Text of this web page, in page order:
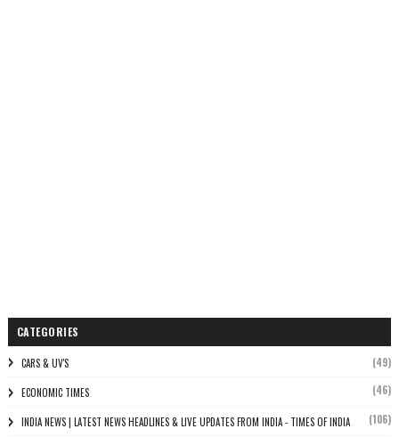
CATEGORIES
CARS & UV'S (49)
ECONOMIC TIMES (46)
INDIA NEWS | LATEST NEWS HEADLINES & LIVE UPDATES FROM INDIA - TIMES OF INDIA (106)